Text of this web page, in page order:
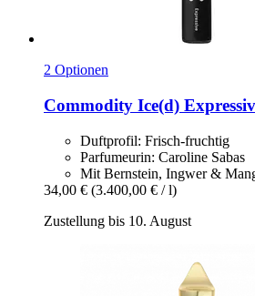
2 Optionen
Commodity Ice(d)
Duftprofil: Frisch-fruchtig
Parfumeurin: Caroline Sabas
Mit Bernstein, Ingwer &
34,00 € (3.400,00 € / l)
Zustellung bis 10. August